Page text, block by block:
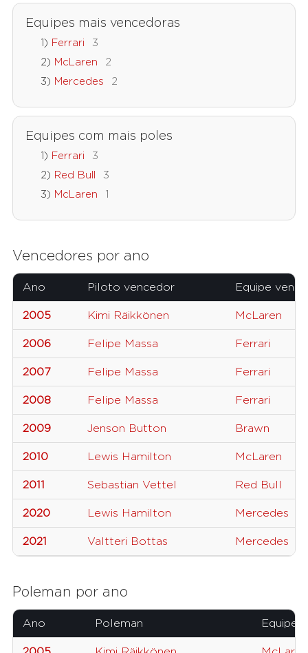
Equipes mais vencedoras
Ferrari
3
McLaren
2
Mercedes
2
Equipes com mais poles
Ferrari
3
Red Bull
3
McLaren
1
Vencedores por ano
Ano Piloto vencedor Equipe
2005 Kimi Räikkönen McLaren
2006 Felipe Massa Ferrari
2007 Felipe Massa Ferrari
2008 Felipe Massa Ferrari
2009 Jenson Button Brawn
2010 Lewis Hamilton McLaren
2011 Sebastian Vettel Red Bull
2020 Lewis Hamilton Mercedes
2021 Valtteri Bottas Mercedes
Poleman por ano
Ano Poleman Equipe